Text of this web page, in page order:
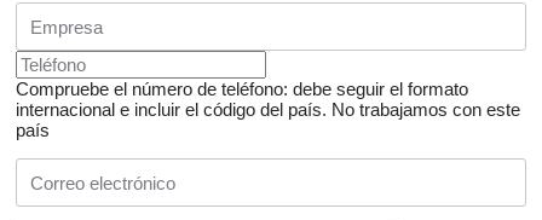
Compruebe el número de teléfono: debe seguir el formato
internacional e incluir el código del país. No trabajamos con este
país